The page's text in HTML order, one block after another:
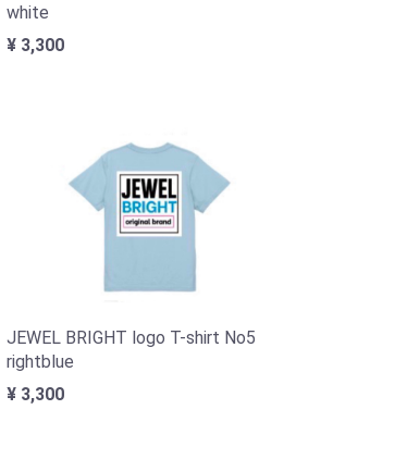
white
¥ 3,300
JEWEL BRIGHT logo T-shirt No5
rightblue
¥ 3,300